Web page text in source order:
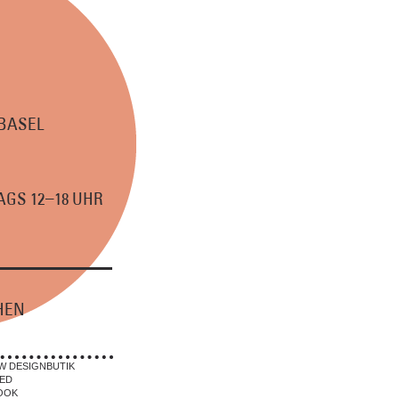
12–18 UHR
DESIGNBUTIK